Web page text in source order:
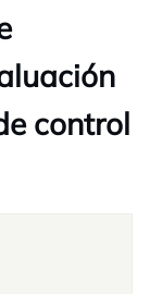
control